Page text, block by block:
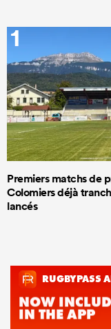
1
Premiers matchs de
Colomiers déjà
lancés